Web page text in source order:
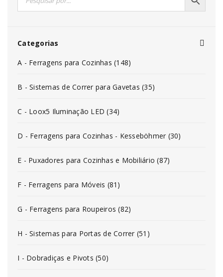
Categorias
A - Ferragens para Cozinhas (148)
B - Sistemas de Correr para Gavetas (35)
C - Loox5 Iluminação LED (34)
D - Ferragens para Cozinhas - Kesseböhmer (30)
E - Puxadores para Cozinhas e Mobiliário (87)
F - Ferragens para Móveis (81)
G - Ferragens para Roupeiros (82)
H - Sistemas para Portas de Correr (51)
I - Dobradiças e Pivots (50)